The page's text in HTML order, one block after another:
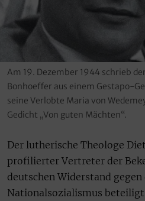
Am 19. Dezember 1944 schrieb
Bonhoeffer aus einem Gestapo-
seine Verlobte Maria von
Gedicht „Von guten Mächten“.
Der lutherische Theologe
profilierter Vertreter der
deutschen Widerstand gegen
Nationalsozialismus